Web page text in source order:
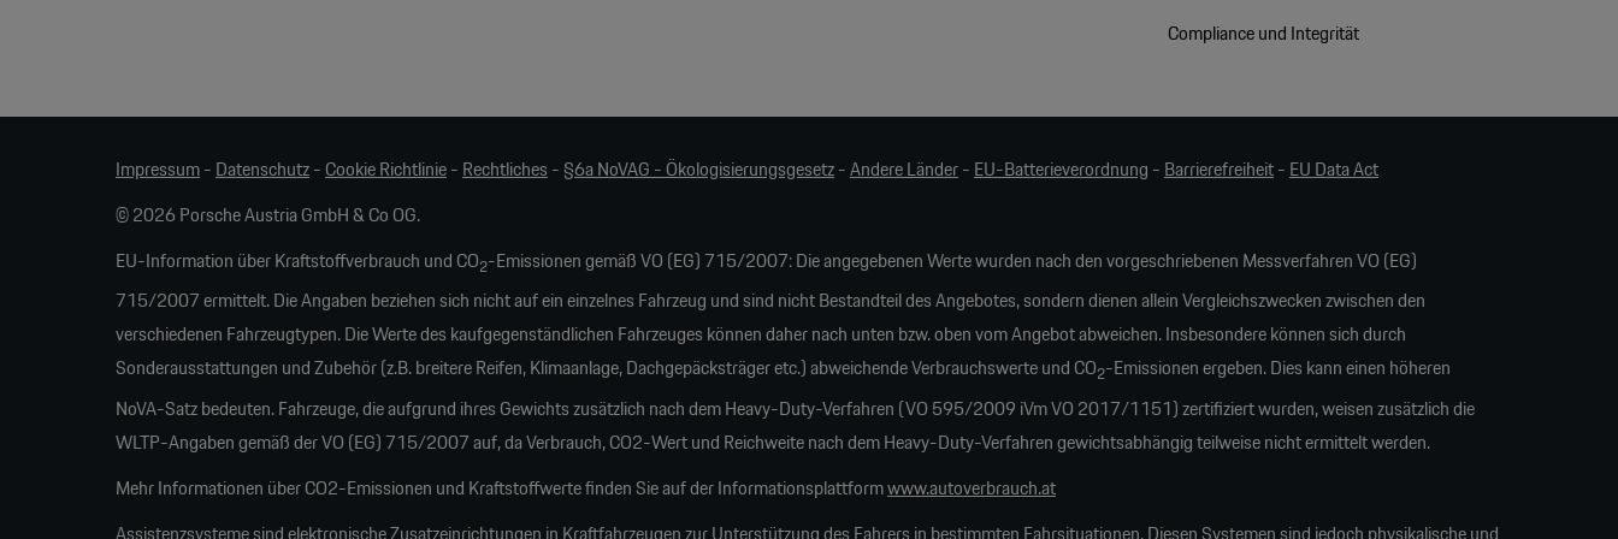
Compliance und Integrität
Impressum-Datenschutz-Cookie Richtlinie-Rechtliches-§6a NoVAG - Ökologisierungsgesetz-Andere Länder-EU-Batterieverordnung -Barrierefreiheit-EU Data Act
© 2026 Porsche Austria GmbH & Co OG.
EU-Information über Kraftstoffverbrauch und CO2-Emissionen gemäß VO (EG) 715/2007: Die angegebenen Werte wurden nach den vorgeschriebenen Messverfahren VO (EG)
715/2007 ermittelt. Die Angaben beziehen sich nicht auf ein einzelnes Fahrzeug und sind nicht Bestandteil des Angebotes, sondern dienen allein Vergleichszwecken zwischen den
verschiedenen Fahrzeugtypen. Die Werte des kaufgegenständlichen Fahrzeuges können daher nach unten bzw. oben vom Angebot abweichen. Insbesondere können sich durch
Sonderausstattungen und Zubehör (z.B. breitere Reifen, Klimaanlage, Dachgepäcksträger etc.) abweichende Verbrauchswerte und CO2-Emissionen ergeben. Dies kann einen höheren
NoVA-Satz bedeuten. Fahrzeuge, die aufgrund ihres Gewichts zusätzlich nach dem Heavy-Duty-Verfahren (VO 595/2009 iVm VO 2017/1151) zertifiziert wurden, weisen zusätzlich die
WLTP-Angaben gemäß der VO (EG) 715/2007 auf, da Verbrauch, CO2-Wert und Reichweite nach dem Heavy-Duty-Verfahren gewichtsabhängig teilweise nicht ermittelt werden.
Mehr Informationen über CO2-Emissionen und Kraftstoffwerte finden Sie auf der Informationsplattformwww.autoverbrauch.at